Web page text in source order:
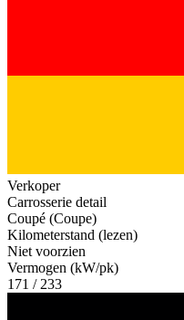
Verkoper
Carrosserie detail
Coupé (Coupe)
Kilometerstand (lezen)
Niet voorzien
Vermogen (kW/pk)
171 / 233